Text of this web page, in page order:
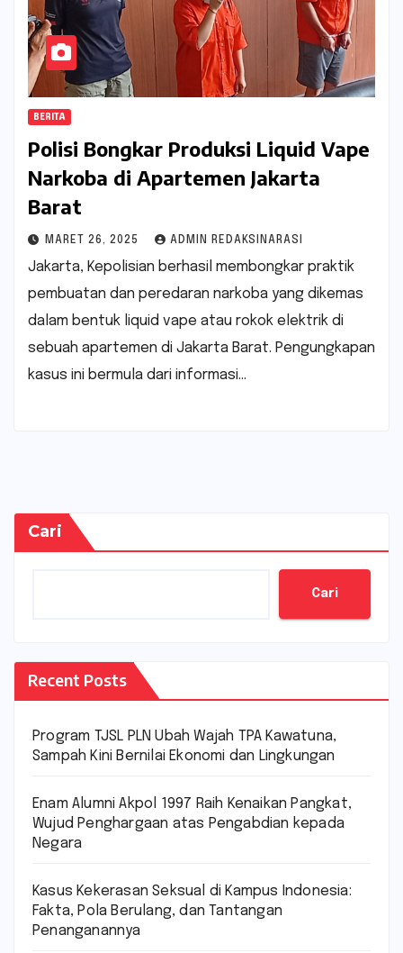
BERITA
Polisi Bongkar Produksi Liquid Vape
Narkoba di Apartemen Jakarta
Barat
MARET 26, 2025 ADMIN REDAKSINARASI
Jakarta, Kepolisian berhasil membongkar praktik
pembuatan dan peredaran narkoba yang dikemas
dalam bentuk liquid vape atau rokok elektrik di
sebuah apartemen di Jakarta Barat. Pengungkapan
kasus ini bermula dari informasi…
Cari
Cari
Recent Posts
Program TJSL PLN Ubah Wajah TPA Kawatuna,
Sampah Kini Bernilai Ekonomi dan Lingkungan
Enam Alumni Akpol 1997 Raih Kenaikan Pangkat,
Wujud Penghargaan atas Pengabdian kepada
Negara
Kasus Kekerasan Seksual di Kampus Indonesia:
Fakta, Pola Berulang, dan Tantangan
Penanganannya